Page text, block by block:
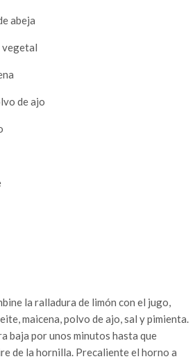
abeja
vegetal
de ajo
la ralladura de limón con el jugo,
maicena, polvo de ajo, sal y pimienta.
baja por unos minutos hasta que
de la hornilla. Precaliente el horno a